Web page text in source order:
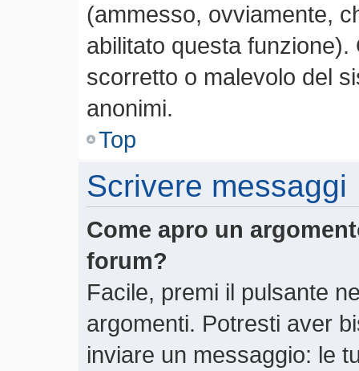
(ammesso, ovviamente,
abilitato questa
scorretto o malevolo del
anonimi.
Top
Scrivere messaggi
Come apro un
forum?
Facile, premi il pulsante
argomenti. Potresti aver
inviare un messaggio: le